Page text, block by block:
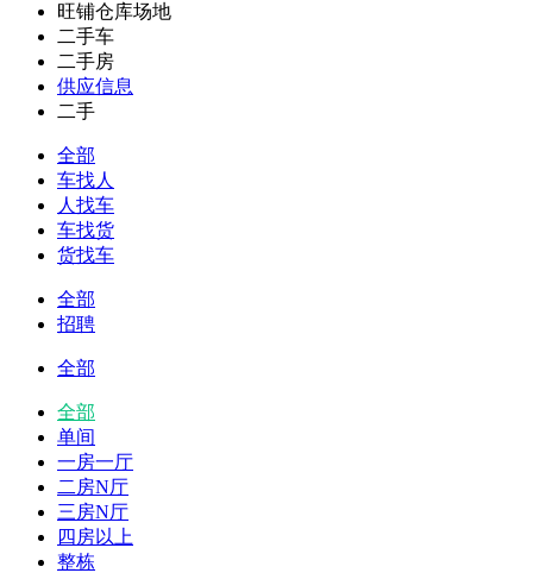
旺铺仓库场地
二手车
二手房
供应信息
二手
全部
车找人
人找车
车找货
货找车
全部
招聘
全部
全部
单间
一房一厅
二房N厅
三房N厅
四房以上
整栋